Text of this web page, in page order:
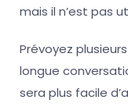
mais il n’est pas
Prévoyez
longue
sera plus facile